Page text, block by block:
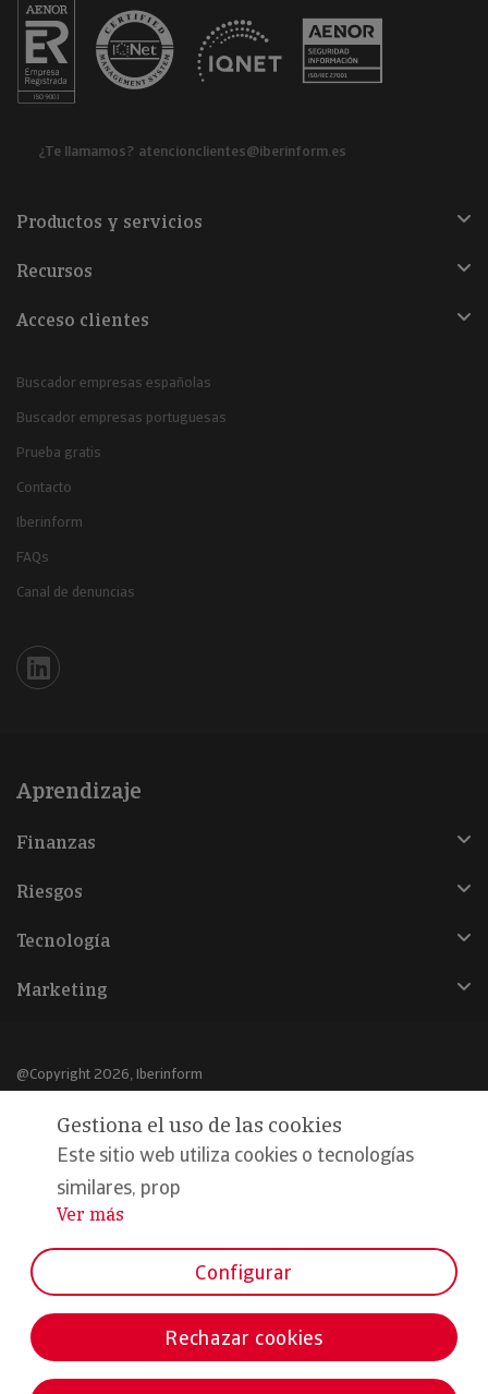
¿Te llamamos? atencionclientes@iberinform.es
Productos y servicios
Recursos
Acceso clientes
Buscador empresas españolas
Buscador empresas portuguesas
Prueba gratis
Contacto
Iberinform
FAQs
Canal de denuncias
Iberinform en Linkedin
Aprendizaje
Finanzas
Riesgos
Tecnología
Marketing
@Copyright 2026, Iberinform
Aviso legal
Política de cookies
Declaración de privacidad
Formamos parte de:
Gestiona el uso de las cookies
Este sitio web utiliza cookies o tecnologías
similares, prop
...
Ver más
Configurar
Rechazar cookies